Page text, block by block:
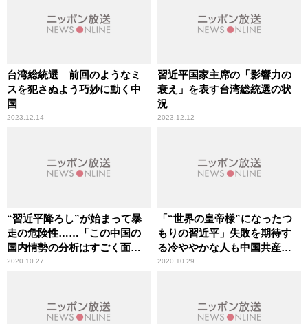
台湾総統選 前回のようなミ
スを犯さぬよう巧妙に動く中
国
2023.12.14
習近平国家主席の「影響力の
衰え」を表す台湾総統選の状
況
2023.12.12
“習近平降ろし”が始まって暴
走の危険性……「この中国の
国内情勢の分析はすごく面白
い」辛坊治郎が言及
2020.10.27
「“世界の皇帝様”になったつ
もりの習近平」失敗を期待す
る冷ややかな人も中国共産党
には多い
2020.10.29